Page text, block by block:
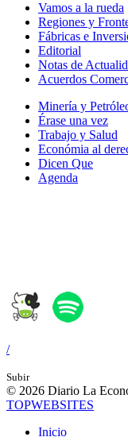
Vamos a la rueda
Regiones y
Fábricas e
Editorial
Notas de
Acuerdos
Minería y
Érase una vez
Trabajo y Salud
Económia al
Dicen Que
Agenda
/
Subir
© 2026 Diario La
TOPWEBSITES
Inicio